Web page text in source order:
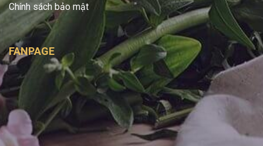
Chính sách bảo mật
FANPAGE